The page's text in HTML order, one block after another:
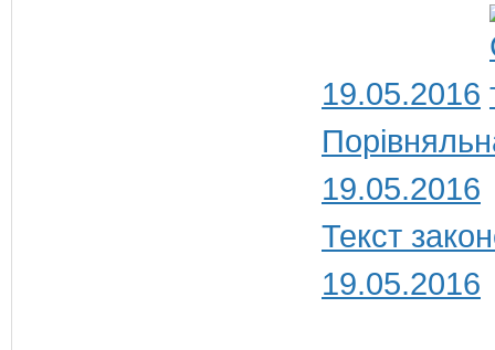
19.05.2016
19.05.2016
Текст
19.05.2016